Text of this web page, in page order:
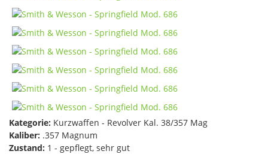
Kategorie: Kurzwaffen - Revolver Kal. 38/357 Mag
Kaliber: .357 Magnum
Zustand: 1 - gepflegt, sehr gut